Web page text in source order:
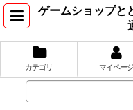
ゲームショップと
カテゴリ マイページ